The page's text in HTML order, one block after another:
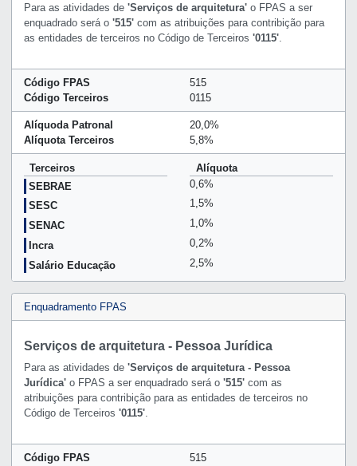
Para as atividades de 'Serviços de arquitetura'o FPAS a ser
enquadrado será o '515'com as atribuições para contribição para
as entidades de terceiros no Código de Terceiros '0115'.
Código FPAS
515
Código Terceiros
0115
Alíquoda Patronal
20,0%
Alíquota Terceiros
5,8%
Terceiros
Alíquota
SEBRAE
0,6%
SESC
1,5%
SENAC
1,0%
Incra
0,2%
Salário Educação
2,5%
Enquadramento FPAS
Serviços de arquitetura - Pessoa Jurídica
Para as atividades de 'Serviços de arquitetura - Pessoa
Jurídica'o FPAS a ser enquadrado será o '515'com as
atribuições para contribição para as entidades de terceiros no
Código de Terceiros '0115'.
Código FPAS
515